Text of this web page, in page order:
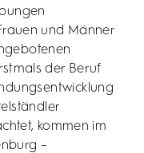
und Männer
der Beruf
kommen im
–